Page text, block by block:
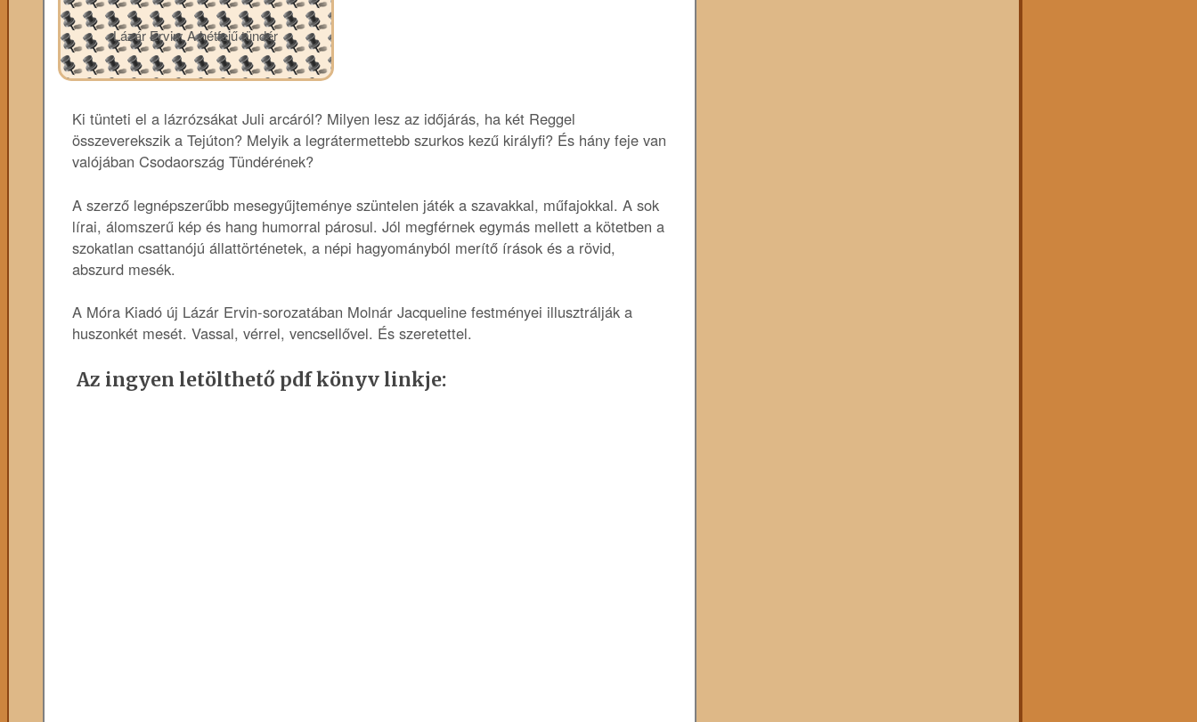
Lázár Ervin: A hétfejű tündér
Ki tünteti el a lázrózsákat Juli arcáról? Milyen lesz az időjárás, ha két Reggel
összeverekszik a Tejúton? Melyik a legrátermettebb szurkos kezű királyfi? És hány feje van
valójában Csodaország Tündérének?
A szerző legnépszerűbb mesegyűjteménye szüntelen játék a szavakkal, műfajokkal. A sok
lírai, álomszerű kép és hang humorral párosul. Jól megférnek egymás mellett a kötetben a
szokatlan csattanójú állattörténetek, a népi hagyományból merítő írások és a rövid,
abszurd mesék.
A Móra Kiadó új Lázár Ervin-sorozatában Molnár Jacqueline festményei illusztrálják a
huszonkét mesét. Vassal, vérrel, vencsellővel. És szeretettel.
Az ingyen letölthető pdf könyv linkje: